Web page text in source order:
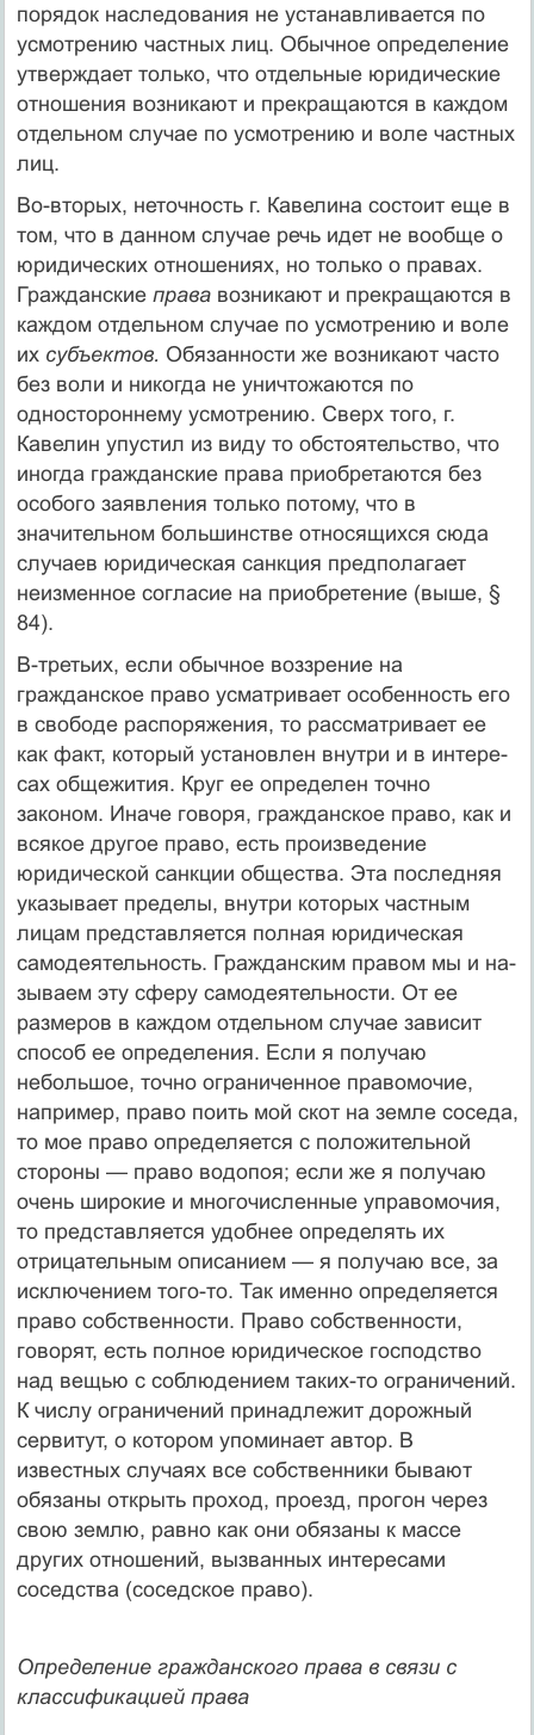
порядок наследования не устанавливается по
усмотрению част­ных лиц. Обычное определение
утверждает только, что отдель­ные юридические
отношения возникают и прекращаются в каж­дом
отдельном случае по усмотрению и воле частных
лиц.
Во-вторых, неточность г. Кавелина состоит еще в
том, что в данном случае речь идет не вообще о
юридических отношени­ях, но только о правах.
Гражданские права возникают и прекра­щаются в
каждом отдельном случае по усмотрению и воле
их субъектов. Обязанности же возникают часто
без воли и никог­да не уничтожаются по
одностороннему усмотрению. Сверх того, г.
Кавелин упустил из виду то обстоятельство, что
иногда граж­данские права приобретаются без
особого заявления только по­тому, что в
значительном большинстве относящихся сюда
случа­ев юридическая санкция предполагает
неизменное согласие на приобретение (выше, §
84).
В-третьих, если обычное воззрение на
гражданское право усматривает особенность его
в свободе распоряжения, то рас­сматривает ее
как факт, который установлен внутри и в интере­
сах общежития. Круг ее определен точно
законом. Иначе говоря, гражданское право, как и
всякое другое право, есть произведе­ние
юридической санкции общества. Эта последняя
указывает пределы, внутри которых частным
лицам представляется полная юридическая
самодеятельность. Гражданским правом мы и на­
зываем эту сферу самодеятельности. От ее
размеров в каждом отдельном случае зависит
способ ее определения. Если я полу­чаю
небольшое, точно ограниченное правомочие,
например, пра­во поить мой скот на земле соседа,
то мое право определяется с положительной
стороны — право водопоя; если же я получаю
очень широкие и многочисленные управомочия,
то представля­ется удобнее определять их
отрицательным описанием — я по­лучаю все, за
исключением того-то. Так именно определяется
право собственности. Право собственности,
говорят, есть пол­ное юридическое господство
над вещью с соблюдением таких-то ограничений.
К числу ограничений принадлежит дорожный
сервитут, о котором упоминает автор. В
известных случаях все собственники бывают
обязаны открыть проход, проезд, прогон через
свою землю, равно как они обязаны к массе
других отно­шений, вызванных интересами
соседства (соседское право).
Определение гражданского права в связи с
классификацией права